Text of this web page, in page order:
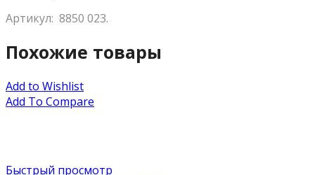
Артикул: 8850 023.
Похожие товары
Add to Wishlist
Add To Compare
Быстрый просмотр